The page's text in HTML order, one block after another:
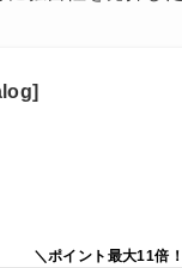
＼ポイント最大11倍